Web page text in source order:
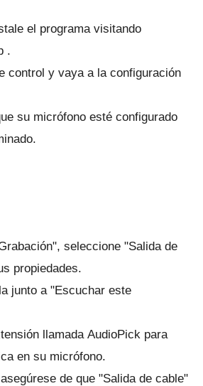
el programa visitando
.
control y vaya a la configuración
su micrófono esté configurado
seleccione "Salida de
propiedades.
junto a "Escuchar este
llamada AudioPick para
en su micrófono.
de que "Salida de cable"